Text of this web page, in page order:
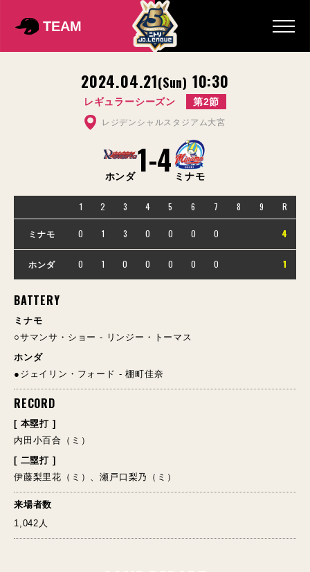
TEAM
2024.04.21(Sun) 10:30
レギュラーシーズン 第2節
レジデンシャルスタジアム大宮
ホンダ1-4 ミナモ
1 2 3 4 5 6 7 8 9 R
ミナモ 0 1 3 0 0 0 0 4
ホンダ 0 1 0 0 0 0 0 1
BATTERY
ミナモ
○サマンサ・ショー - リンジー・トーマス
ホンダ
●ジェイリン・フォード - 棚町佳奈
RECORD
[ 本塁打 ]
内田小百合（ミ）
[ 二塁打 ]
伊藤梨里花（ミ）、瀬戸口梨乃（ミ）
来場者数
1,042人